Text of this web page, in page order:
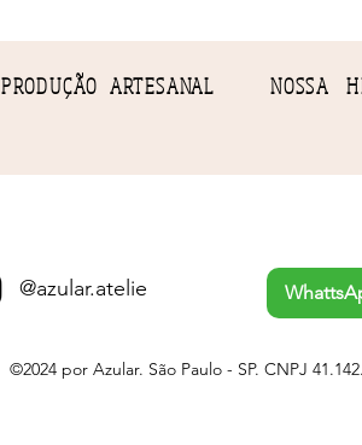
PRODUÇÃO ARTESANAL NOSSA
@azular.atelie
©2024 por Azular. São Paulo - SP. CNPJ